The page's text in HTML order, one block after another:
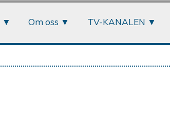
Om oss TV-KANALEN